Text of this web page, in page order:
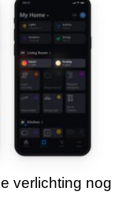
verlichting nog